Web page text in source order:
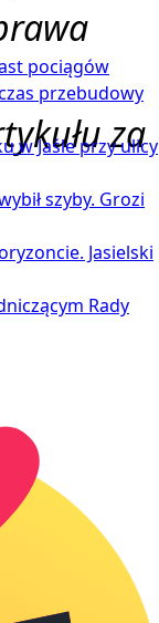
za
pociągów
przebudowy
w Jaśle przy ulicy
szyby. Grozi
Jasielski
Rady